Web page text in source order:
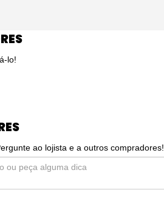
lo!
ao lojista e a outros compradores!